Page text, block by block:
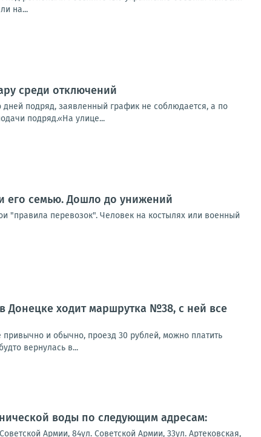
на...
среди отключений
подряд, заявленный график не соблюдается, а по
подряд.«На улице...
его семью. Дошло до унижений
"правила перевозок". Человек на костылях или военный
Донецке ходит маршрутка №38, с ней все
и обычно, проезд 30 рублей, можно платить
вернулась в...
воды по следующим адресам:
Армии, 84ул. Советской Армии, 33ул. Артековская,